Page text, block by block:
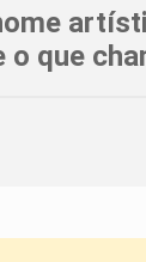
que